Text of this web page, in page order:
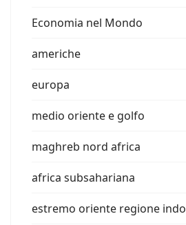
Economia nel Mondo
americhe
europa
medio oriente e golfo
maghreb nord africa
africa subsahariana
estremo oriente regione